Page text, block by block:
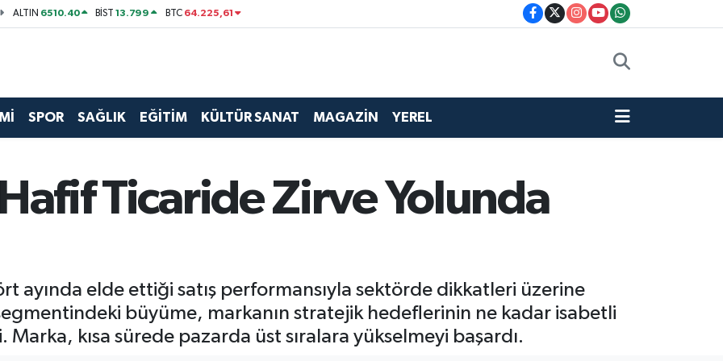
ALTIN 6510.40 BİST13.799 BTC 64.225,61
SPOR SAĞLIK EĞİTİM KÜLTÜR SANAT MAGAZİN YEREL
Ticaride Zirve Yolunda
ayında elde ettiği satış performansıyla sektörde dikkatleri üzerine
büyüme, markanın stratejik hedeflerinin ne kadar isabetli
kısa sürede pazarda üst sıralara yükselmeyi başardı.